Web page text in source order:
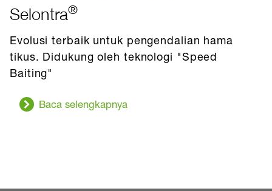
Selontra®
Evolusi terbaik untuk pengendalian hama
tikus. Didukung oleh teknologi "Speed
Baiting"
Baca selengkapnya